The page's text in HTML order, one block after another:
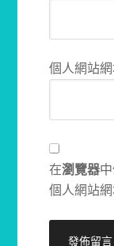
個人網站
在瀏覽器
個人網站